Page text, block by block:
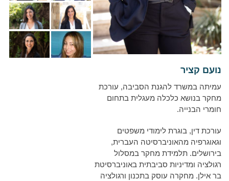
נועם קציר
עמיתה במשרד להגנת הסביבה, עורכת
מחקר בנושא כלכלה מעגלית בתחום
חומרי הבנייה.
עורכת דין, בוגרת לימודי משפטים
וגאוגרפיה מהאוניברסיטה העברית,
בירושלים. תלמידת מחקר במסלול
רגולציה ומדיניות סביבתית באוניברסיטת
בר אילן. מחקרה עוסק בתכנון ורגולציה